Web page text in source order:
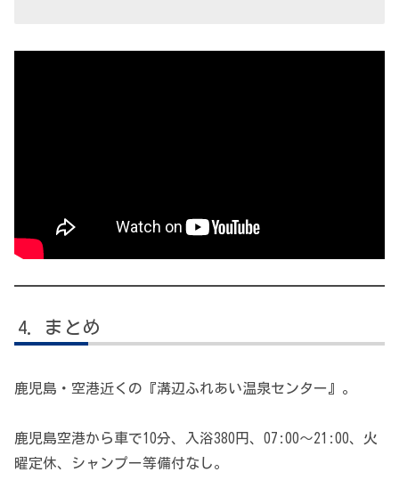
まとめ
鹿児島・空港近くの『溝辺ふれあい温泉センター』。
鹿児島空港から車で10分、入浴380円、07:00〜21:00、火
曜定休、シャンプー等備付なし。